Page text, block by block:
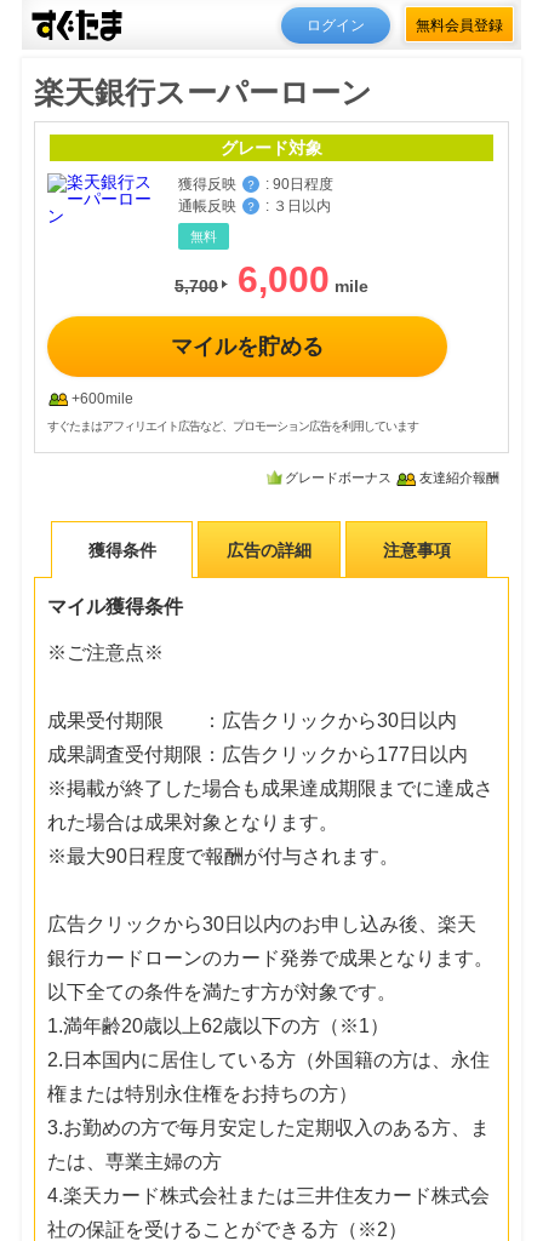
ログイン 無料会員登録
楽天銀行スーパーローン
グレード対象
獲得反映 ？ : 90日程度
通帳反映
？ : ３日以内
無料
5,700 6,000
マイルを貯める
+600mile
すぐたまはアフィリエイト広告など、プロモーション広告を利用しています
グレードボーナス 友達紹介報酬
獲得条件 広告の詳細 注意事項
マイル獲得条件
※ご注意点※
成果受付期限 ：広告クリックから30日以内
成果調査受付期限：広告クリックから177日以内
※掲載が終了した場合も成果達成期限までに達成さ
れた場合は成果対象となります。
※最大90日程度で報酬が付与されます。
広告クリックから30日以内のお申し込み後、楽天
銀行カードローンのカード発券で成果となります。
以下全ての条件を満たす方が対象です。
1.満年齢20歳以上62歳以下の方（※1）
2.日本国内に居住している方（外国籍の方は、永住
権または特別永住権をお持ちの方）
3.お勤めの方で毎月安定した定期収入のある方、ま
たは、専業主婦の方
4.楽天カード株式会社または三井住友カード株式会
社の保証を受けることができる方（※2）